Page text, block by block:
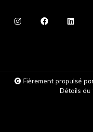
i
Fièrement propulsé
Détails du